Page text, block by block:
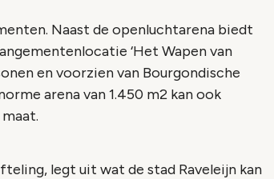
Naast de openluchtarena biedt
‘Het Wapen van
en voorzien van Bourgondische
arena van 1.450 m2 kan ook
legt uit wat de stad Raveleijn kan